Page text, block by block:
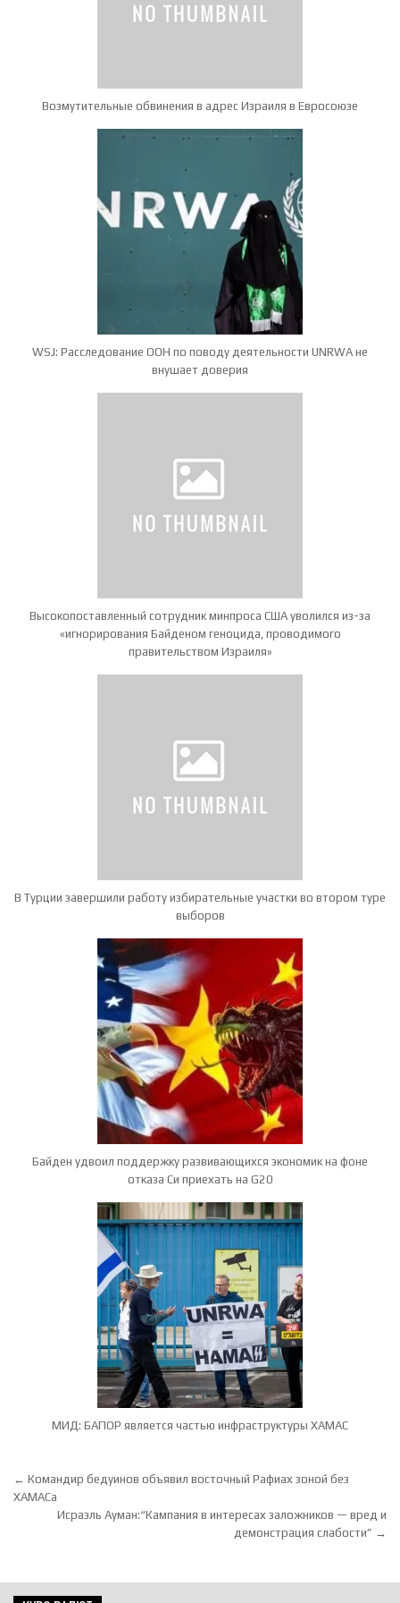
Возмутительные обвинения в адрес Израиля в Евросоюзе
WSJ: Расследование ООН по поводу деятельности UNRWA не
внушает доверия
Высокопоставленный сотрудник минпроса США уволился из-за
«игнорирования Байденом геноцида, проводимого
правительством Израиля»
В Турции завершили работу избирательные участки во втором туре
выборов
Байден удвоил поддержку развивающихся экономик на фоне
отказа Си приехать на G20
МИД: БАПОР является частью инфраструктуры ХАМАС
Навигация по записям
← Командир бедуинов объявил восточный Рафиах зоной без
ХАМАСа
Исраэль Ауман:“Кампания в интересах заложников — вред и
демонстрация слабости” →